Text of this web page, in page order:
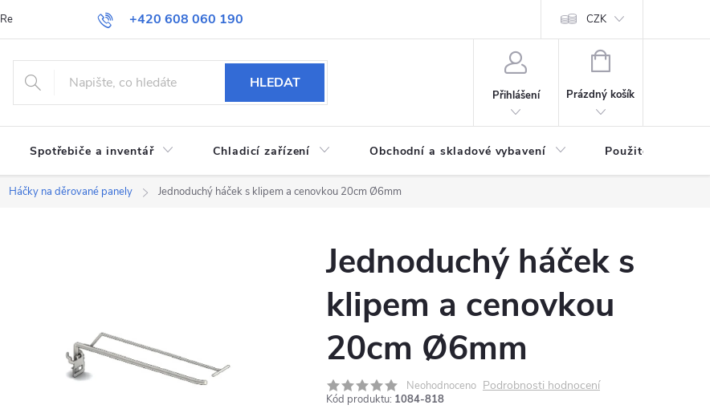
+420 608 060 190
Reklamace a vrácení zboží Obchodní podmínky CZK
HLEDAT
Přihlášení
NÁKUPNÍ
Prázdný košík
Spotřebiče a inventář Chladicí zařízení Obchodní a skladové vybavení Použité
Háčky na děrované panely Jednoduchý háček s klipem a cenovkou 20cm Ø6mm
Jednoduchý háček s
klipem a cenovkou
20cm Ø6mm
Neohodnoceno Podrobnosti hodnocení
Kód produktu: 1084-818